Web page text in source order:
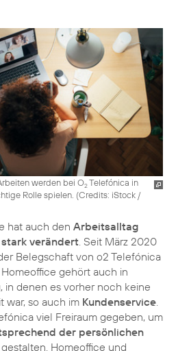
werden bei O2Telefónica in
Rolle spielen. (Credits: iStock /
hat auch den Arbeitsalltag
verändert. Seit März 2020
Belegschaft von o2 Telefónica
Homeoffice gehört auch in
in denen es vorher noch keine
war, so auch im Kundenservice.
viel Freiraum gegeben, um
der persönlichen
Homeoffice und